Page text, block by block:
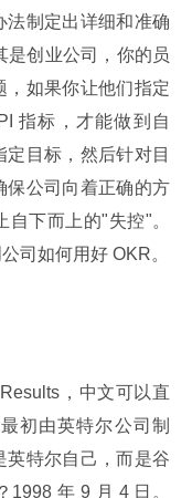
法制定出详细和准确
是创业公司，你的员
，如果你让他们指定
指标，才能做到自
目标，然后针对目
保公司向着正确的方
下而上的"失控"。
司如何用好 OKR。
，中文可以直
初由英特尔公司制
英特尔自己，而是谷
年 9 月 4 日。